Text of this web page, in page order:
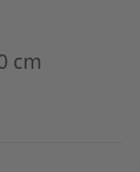
cm